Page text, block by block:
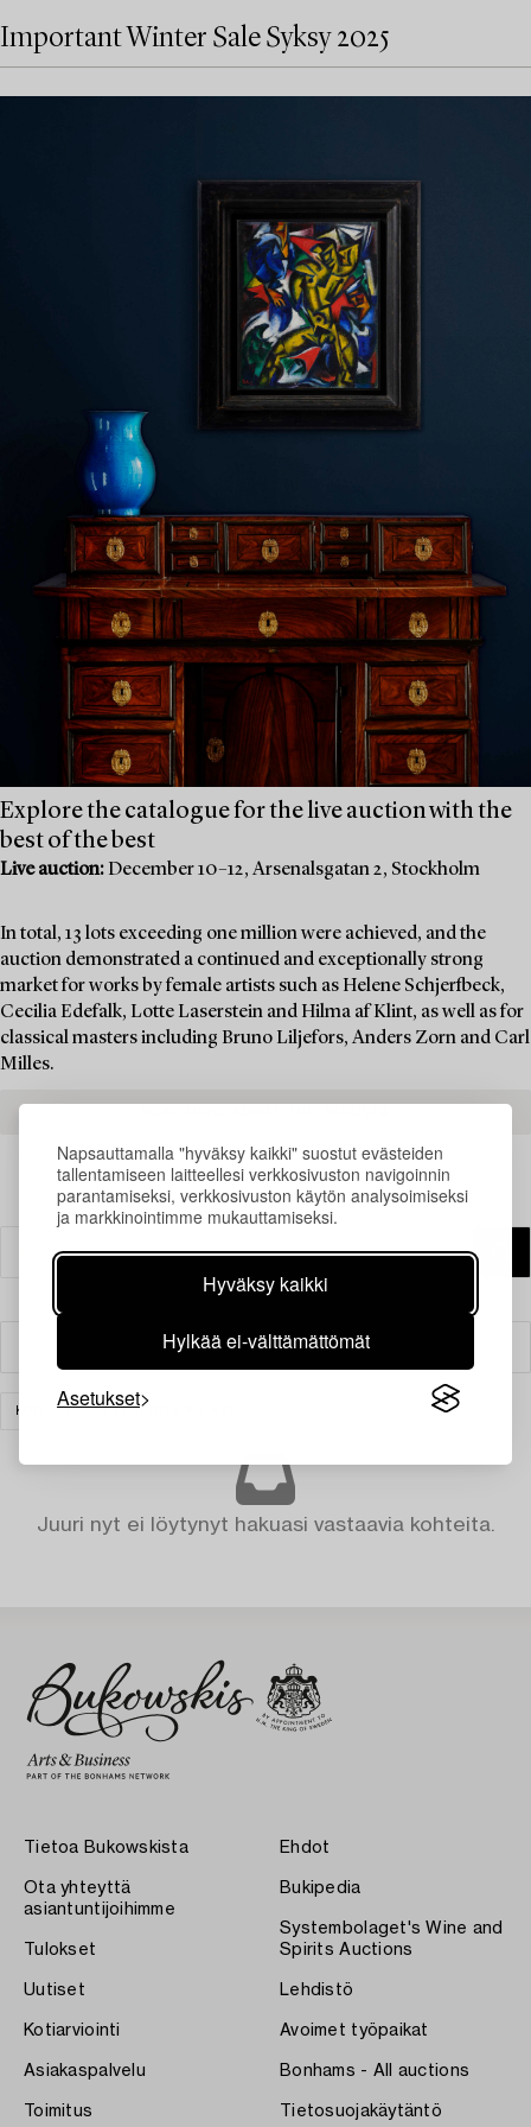
Napsauttamalla "hyväksy kaikki" suostut evästeiden
tallentamiseen laitteellesi verkkosivuston navigoinnin
parantamiseksi, verkkosivuston käytön analysoimiseksi
ja markkinointimme mukauttamiseksi.
Hyväksy kaikki
Hylkää ei-välttämättömät
Asetukset
Important Winter Sale Syksy 2025
Explore the catalogue for the live auction with the
best of the best
Live auction: December 10–12, Arsenalsgatan 2, Stockholm
In total, 13 lots exceeding one million were achieved, and the
auction demonstrated a continued and exceptionally strong
market for works by female artists such as Helene Schjerfbeck,
Cecilia Edefalk, Lotte Laserstein and Hilma af Klint, as well as for
classical masters including Bruno Liljefors, Anders Zorn and Carl
Milles.
Suodatin
KORUT TYHJENNÄ KAIKKI
Juuri nyt ei löytynyt hakuasi vastaavia kohteita.
Tietoa Bukowskista
Ota yhteyttä
asiantuntijoihimme
Tulokset
Uutiset
Kotiarviointi
Asiakaspalvelu
Toimitus
Ehdot
Bukipedia
Systembolaget's Wine and
Spirits Auctions
Lehdistö
Avoimet työpaikat
Bonhams - All auctions
Tietosuojakäytäntö